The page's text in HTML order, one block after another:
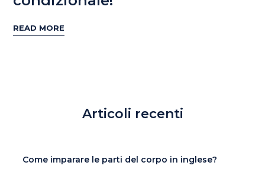
READ MORE
Articoli recenti
Come imparare le parti del corpo in inglese?